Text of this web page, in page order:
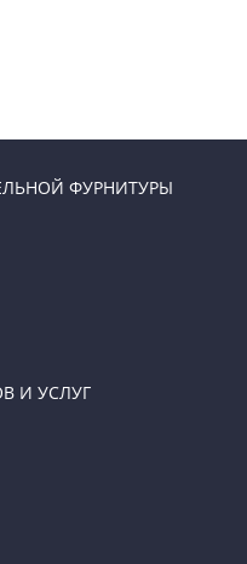
ФУРНИТУРЫ
И УСЛУГ